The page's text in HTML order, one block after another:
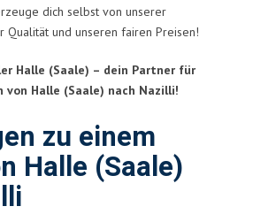
dich selbst von unserer
Qualität und unseren fairen Preisen!
Halle (Saale) – dein Partner für
von Halle (Saale) nach Nazilli!
zu einem
Halle (Saale)